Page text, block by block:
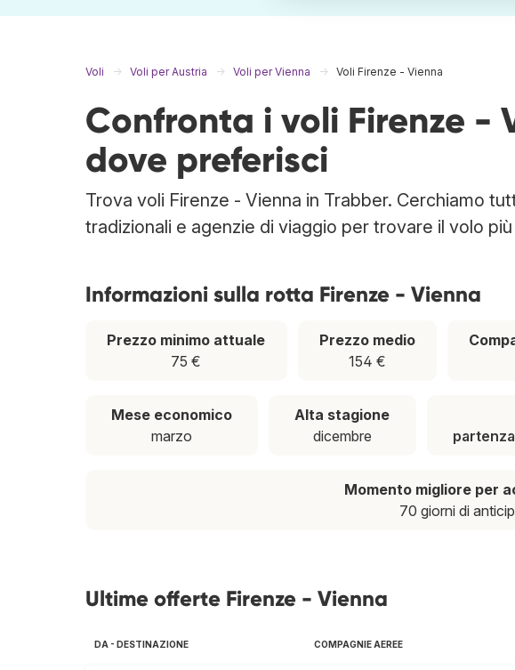
Voli Voli per Austria Voli per Vienna Voli Firenze - Vienna
Confronta i voli Firenze -
dove preferisci
Trova voli Firenze - Vienna in Trabber. Cerchiamo
tradizionali e agenzie di viaggio per trovare il volo
Informazioni sulla rotta Firenze - Vienna
Prezzo minimo attuale
75 €
Prezzo medio
154 €
Mese economico
marzo
Alta stagione
dicembre
partenza
Momento migliore per
70 giorni di
Ultime offerte Firenze - Vienna
DA - DESTINAZIONE COMPAGNIE AEREE